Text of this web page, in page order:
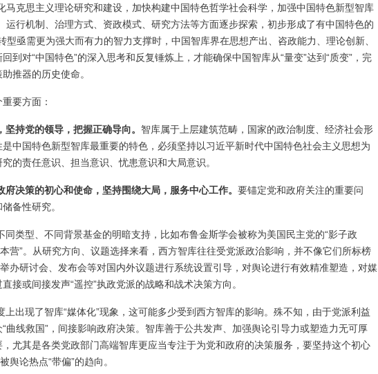
马克思主义理论研究和建设，加快构建中国特色哲学社会科学，加强中国特色新型智库
运行机制、治理方式、资政模式、研究方法等方面逐步探索，初步形成了有中国特色的
型亟需更为强大而有力的智力支撑时，中国智库界在思想产出、咨政能力、理论创新、
到对“中国特色”的深入思考和反复锤炼上，才能确保中国智库从“量变”达到“质变”，完
推器的历史使命。
要方面：
持党的领导，把握正确导向。 智库属于上层建筑范畴，国家的政治制度、经济社会形
中国特色新型智库最重要的特色，必须坚持以习近平新时代中国特色社会主义思想为
的责任意识、担当意识、忧患意识和大局意识。
决策的初心和使命，坚持围绕大局，服务中心工作。 要锚定党和政府关注的重要问
备性研究。
类型、不同背景基金的明暗支持，比如布鲁金斯学会被称为美国民主党的“影子政
营”。从研究方向、议题选择来看，西方智库往往受党派政治影响，并不像它们所标榜
办研讨会、发布会等对国内外议题进行系统设置引导，对舆论进行有效精准塑造，对媒
接或间接发声“遥控”执政党派的战略和战术决策方向。
出现了智库“媒体化”现象，这可能多少受到西方智库的影响。殊不知，由于党派利益
曲线救国”，间接影响政府决策。智库善于公共发声、加强舆论引导力或塑造力无可厚
尤其是各类党政部门高端智库更应当专注于为党和政府的决策服务，要坚持这个初心
舆论热点“带偏”的趋向。